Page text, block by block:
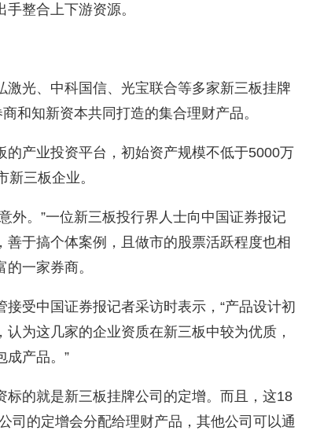
整合上下游资源。
光、中科国信、光宝联合等多家新三板挂牌
和知新资本共同打造的集合理财产品。
产业投资平台，初始资产规模不低于5000万
三板企业。
外。”一位新三板投行界人士向中国证券报记
于搞个体案例，且做市的股票活跃程度也相
一家券商。
受中国证券报记者采访时表示，“产品设计初
为这几家的企业资质在新三板中较为优质，
成产品。”
的就是新三板挂牌公司的定增。而且，这18
司的定增会分配给理财产品，其他公司可以通